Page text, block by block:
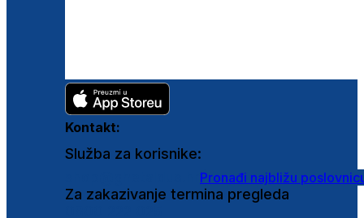
Kontakt:
Služba za korisnike:
Pronađi najbližu
Za zakazivanje termina pregleda